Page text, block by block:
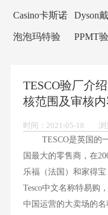
验厂
Casino卡斯诺
验厂
Dyson
厂
泡泡玛特验
PPMT
TESCO验厂介
核范围及审核
时间：2021-05-18 浏
TESCO是英国的一
国最大的零售商，在
乐福（法国）和家得
Tesco中文名称特易购
中国运营的大卖场的名